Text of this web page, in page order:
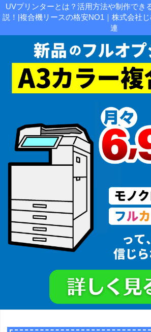
UVプリンターとは？活用方法や制作でき
説！|複合機リースの格安NO1｜株式会社じ
連